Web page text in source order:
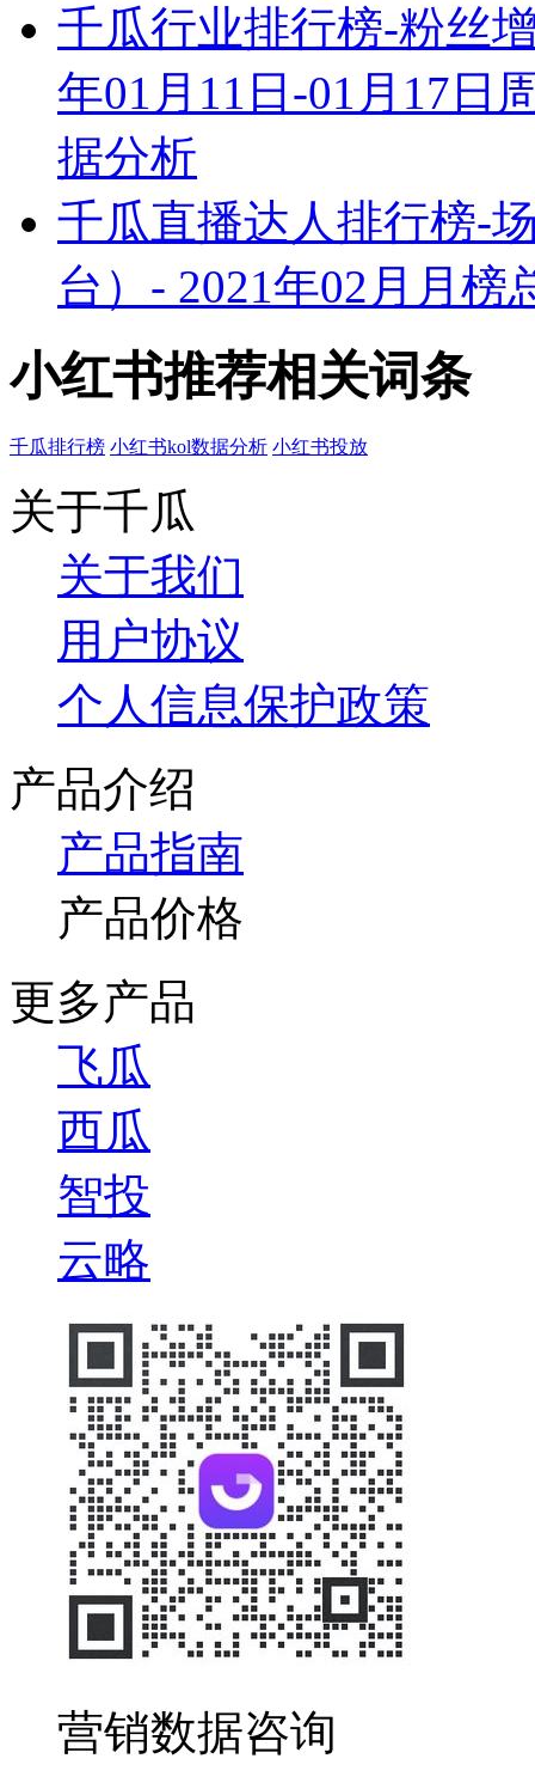
千瓜行业排行榜-粉丝
年01月11日-01月17日
据分析
千瓜直播达人排行榜-
台）- 2021年02月月
小红书推荐相关词条
千瓜排行榜 小红书kol数据分析 小红书投放
关于千瓜
关于我们
用户协议
个人信息保护政策
产品介绍
产品指南
产品价格
更多产品
飞瓜
西瓜
智投
云略
营销数据咨询